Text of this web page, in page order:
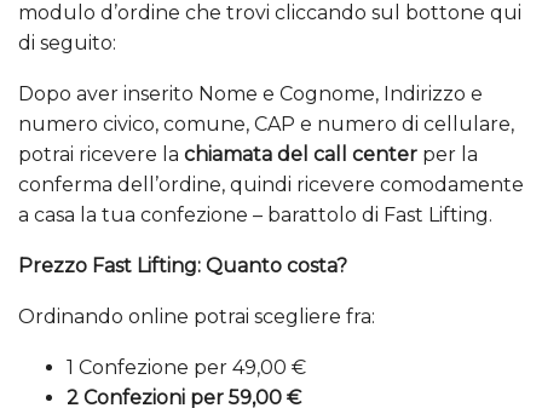
modulo d’ordine che trovi cliccando sul bottone qui
di seguito:
Dopo aver inserito Nome e Cognome, Indirizzo e
numero civico, comune, CAP e numero di cellulare,
potrai ricevere la chiamata del call center per la
conferma dell’ordine, quindi ricevere comodamente
a casa la tua confezione – barattolo di Fast Lifting.
Prezzo Fast Lifting: Quanto costa?
Ordinando online potrai scegliere fra:
1 Confezione per 49,00 €
2 Confezioni per 59,00 €